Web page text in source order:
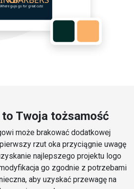
Twoja tożsamość
może brakować dodatkowej
rzut oka przyciągnie uwagę
najlepszego projektu logo
go zgodnie z potrzebami
aby uzyskać przewagę na